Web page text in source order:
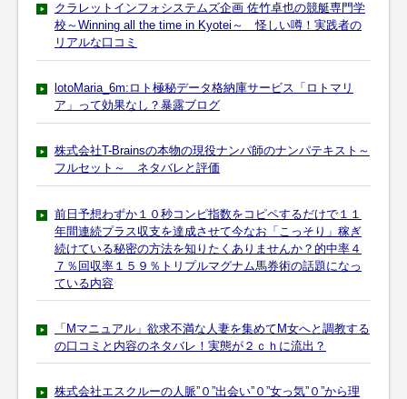
クラレットインフォシステムズ企画 佐竹卓也の競艇専門学
校～Winning all the time in Kyotei～ 怪しい噂！実践者の
リアルな口コミ
lotoMaria_6m:ロト極秘データ格納庫サービス「ロトマリ
ア」って効果なし？暴露ブログ
株式会社T-Brainsの本物の現役ナンパ師のナンパテキスト～
フルセット～ ネタバレと評価
前日予想わずか１０秒コンピ指数をコピペするだけで１１
年間連続プラス収支を達成させて今なお「こっそり」稼ぎ
続けている秘密の方法を知りたくありませんか？的中率４
７％回収率１５９％トリプルマグナム馬券術の話題になっ
ている内容
「Mマニュアル」欲求不満な人妻を集めてM女へと調教する
の口コミと内容のネタバレ！実態が２ｃｈに流出？
株式会社エスクルーの人脈”０”出会い”０”女っ気”０”から理